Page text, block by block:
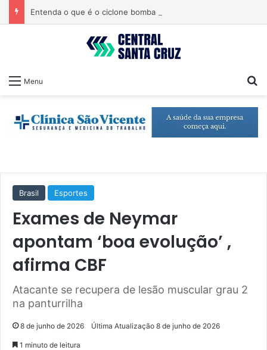
Menu
Brasil Esportes
Exames de Neymar
apontam ‘boa evolução’ ,
afirma CBF
Atacante se recupera de lesão muscular grau 2
na panturrilha
8 de junho de 2026 Última Atualização 8 de junho de 2026
1 minuto de leitura